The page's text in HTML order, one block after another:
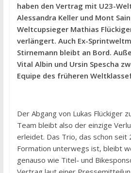
haben den Vertrag mit U23-
Alessandra Keller und Mont
Weltcupsieger Mathias
verlängert. Auch Ex-
Stirnemann bleibt an Bord.
Vital Albin und Ursin Spescha
Equipe des früheren
Der Abgang von Lukas Flückiger
Team bleibt also der einzige
erleidet. Das Trio, das schon seit
Formation unterwegs ist, bleibt
genauso wie Titel- und